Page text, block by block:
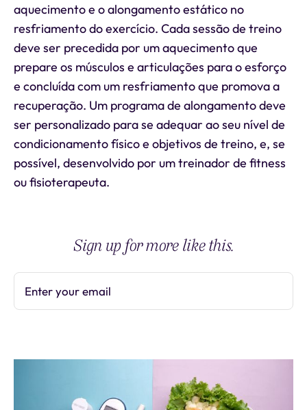
aquecimento e o alongamento estático no
resfriamento do exercício. Cada sessão de treino
deve ser precedida por um aquecimento que
prepare os músculos e articulações para o esforço
e concluída com um resfriamento que promova a
recuperação. Um programa de alongamento deve
ser personalizado para se adequar ao seu nível de
condicionamento físico e objetivos de treino, e, se
possível, desenvolvido por um treinador de fitness
ou fisioterapeuta.
Sign up for more like this.
Enter your email